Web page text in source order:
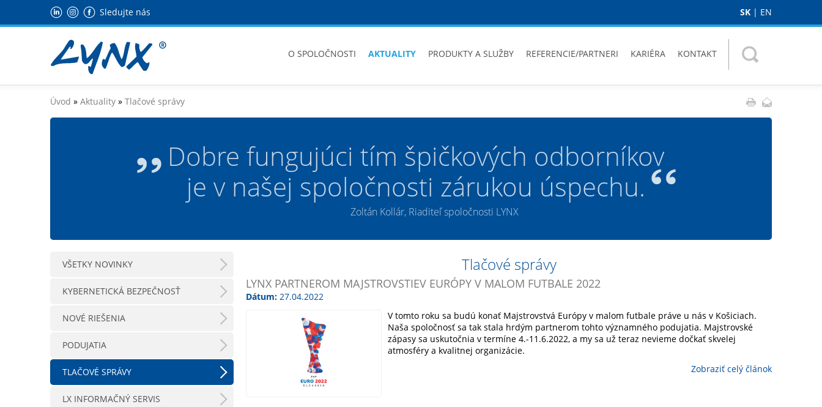
Sledujte nás SK | EN
O SPOLOČNOSTI AKTUALITY PRODUKTY A SLUŽBY REFERENCIE/PARTNERI KARIÉRA KONTAKT
Úvod » Aktuality » Tlačové správy
Dobre fungujúci tím špičkových odborníkov
je v našej spoločnosti zárukou úspechu.
Zoltán Kollár, Riaditeľ spoločnosti LYNX
Tlačové správy
LYNX PARTNEROM MAJSTROVSTIEV EURÓPY V MALOM FUTBALE 2022
Dátum: 27.04.2022
V tomto roku sa budú konať Majstrovstvá Európy v malom futbale práve u nás v Košiciach.
Naša spoločnosť sa tak stala hrdým partnerom tohto významného podujatia. Majstrovské
zápasy sa uskutočnia v termíne 4.-11.6.2022, a my sa už teraz nevieme dočkať skvelej
atmosféry a kvalitnej organizácie.
Zobraziť celý článok
VŠETKY NOVINKY
KYBERNETICKÁ BEZPEČNOSŤ
NOVÉ RIEŠENIA
PODUJATIA
TLAČOVÉ SPRÁVY
LX INFORMAČNÝ SERVIS